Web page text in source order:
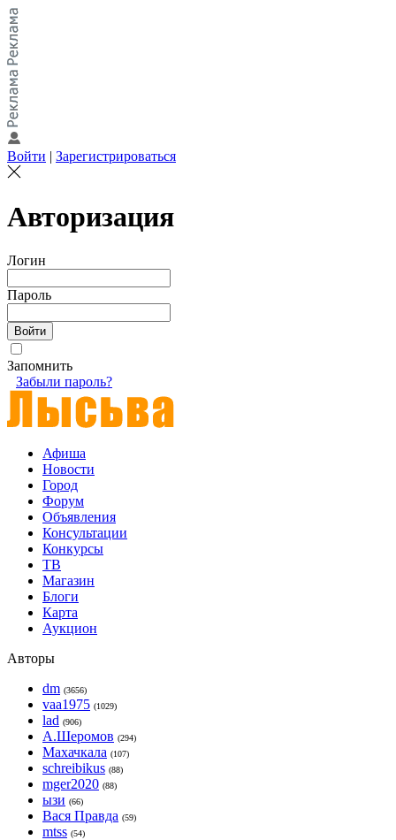
Войти | Зарегистрироваться
Авторизация
Логин
Пароль
Запомнить
Забыли пароль?
Афиша
Новости
Город
Форум
Объявления
Консультации
Конкурсы
ТВ
Магазин
Блоги
Карта
Аукцион
Авторы
dm (3656)
vaa1975 (1029)
lad (906)
А.Шеромов (294)
Махачкала (107)
schreibikus (88)
mger2020 (88)
ызи (66)
Вася Правда (59)
mtss (54)